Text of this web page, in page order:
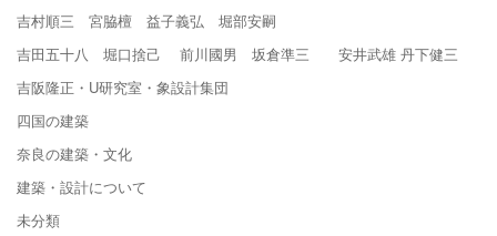
吉村順三 宮脇檀 益子義弘 堀部安嗣
吉田五十八 堀口捨己 前川國男 坂倉準三 安井武雄 丹下健三
吉阪隆正・U研究室・象設計集団
四国の建築
奈良の建築・文化
建築・設計について
未分類